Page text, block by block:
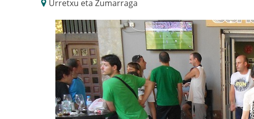
Urretxu eta Zumarraga